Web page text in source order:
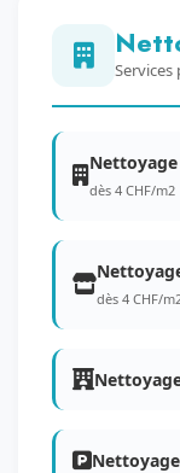
dès 4 CHF/m2
dès 4 CHF/